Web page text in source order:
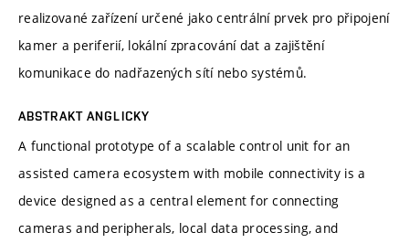
realizované zařízení určené jako centrální prvek pro připojení
kamer a periferií, lokální zpracování dat a zajištění
komunikace do nadřazených sítí nebo systémů.
ABSTRAKT ANGLICKY
A functional prototype of a scalable control unit for an
assisted camera ecosystem with mobile connectivity is a
device designed as a central element for connecting
cameras and peripherals, local data processing, and